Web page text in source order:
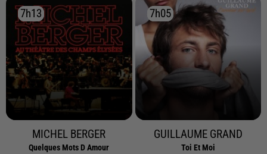
7h13
7h13
MICHEL BERGER
Quelques Mots D Amour
7h05
7h05
GUILLAUME GRAND
Toi Et Moi